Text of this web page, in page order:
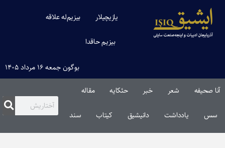
یازیچیلار بیزیم‌له علاقه
بیزیم حاقدا
بوگون جمعه ۱۶ مرداد ۱۴۰۵
آنا صحیفه شعر خبر حئکایه مقاله‌
سس یادداشت دانیشیق کیتاب سند